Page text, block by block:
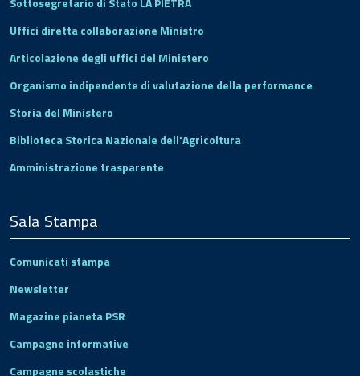
Uffici diretta collaborazione Ministro
Articolazione degli uffici del Ministero
Organismo indipendente di valutazione della performance
Storia del Ministero
Biblioteca Storica Nazionale dell'Agricoltura
Amministrazione trasparente
Sala Stampa
Comunicati stampa
Newsletter
Magazine pianeta PSR
Campagne informative
Campagne scolastiche